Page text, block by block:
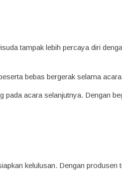
tampak lebih percaya diri
bebas bergerak selama
pada acara selanjutnya. Dengan
kelulusan. Dengan produsen